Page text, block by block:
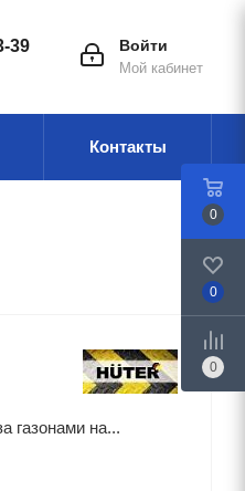
Войти
Мой кабинет
39
Контакты
газонами на...
0
0
0